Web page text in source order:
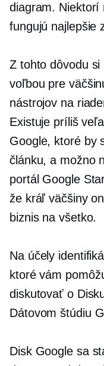
diagram. Niektorí
fungujú najlepšie
Z tohto dôvodu
voľbou pre
nástrojov na
Existuje príliš
Google, ktoré by
článku, a možno
portál Google
že kráľ väčšiny
biznis na všetko.
Na účely
ktoré vám
diskutovať o
Dátovom štúdiu
Disk Google sa